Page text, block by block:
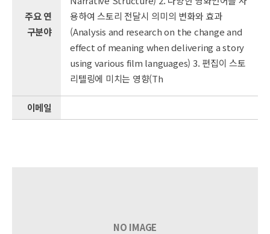
주요 연
구분야
용하여 스토리 전달시 의미의 변화와 효과
(Analysis and research on the change and
effect of meaning when delivering a story
using various film languages) 3. 편집이 스토
리텔링에 미치는 영향(Th
이메일
NO IMAGE